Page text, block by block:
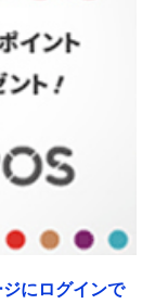
にログインで